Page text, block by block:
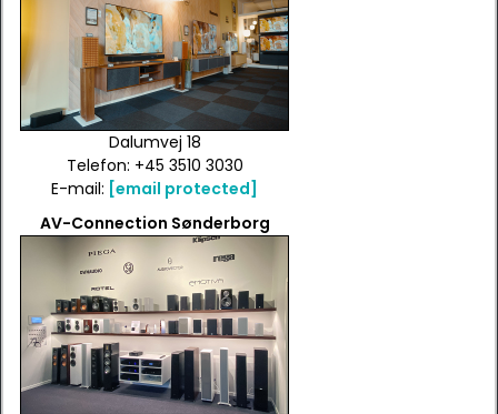
Dalumvej 18
Telefon: +45 3510 3030
E-mail: [email protected]
AV-Connection Sønderborg